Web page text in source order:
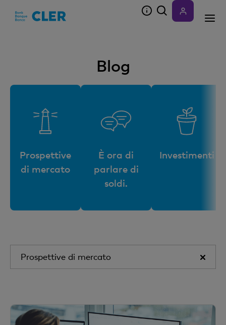
Blog
Prospettive
di mercato
È ora di
parlare di
soldi.
Investimenti
Prospettive di mercato